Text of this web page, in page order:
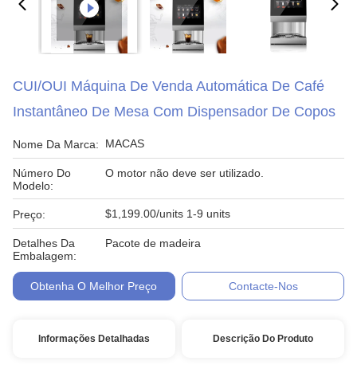
CUI/OUI Máquina De Venda Automática De Café
Instantâneo De Mesa Com Dispensador De Copos
Nome Da Marca: MACAS
Número Do
Modelo:
O motor não deve ser utilizado.
Preço: $1,199.00/units 1-9 units
Detalhes Da
Embalagem:
Pacote de madeira
Obtenha O Melhor Preço Contacte-Nos
Informações Detalhadas Descrição Do Produto